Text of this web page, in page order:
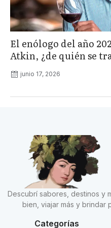
El enólogo del año
Atkin, ¿de quién se
junio 17, 2026
Descubrí sabores, destinos y
bien, viajar más y brindar
Categorías